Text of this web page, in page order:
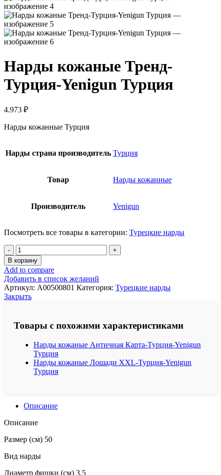
Нарды кожаные Тренд-
Турция-Yenigun Турция
4.973 ₽
Нарды кожанные Турция
Нарды страна производитель Турция
Товар Нарды кожанные
Производитель Yenigun
Посмотреть все товары в категории: Турецкие нарды
Количество
товара
Нарды
кожаные
Тренд-
Турция-
Yenigun
В корзину
Add to compare
Добавить в список желаний
Артикул: A00500801 Категория: Турецкие нарды
Закрыть
Товары с похожими характеристиками
Нарды кожаные Античная Карта-Турция-Yenigun
Турция
Нарды кожаные Лошади XXL-Турция-Yenigun
Турция
Описание
Описание
Размер (см) 50
Вид нарды
Диаметр фишки (см) 3.5